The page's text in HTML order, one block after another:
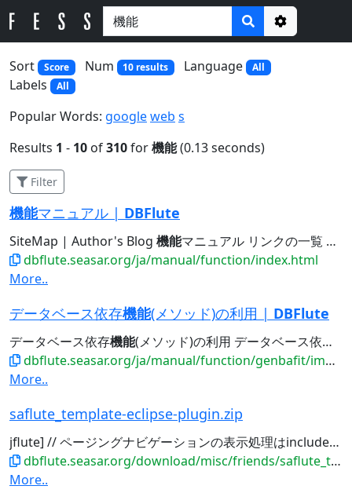
Options
Sort
Score Num 10 results Language All
Labels All
Popular Words: googleweb s
Results 1 - 10 of310for機能(0.13 seconds)
Filter
機能マニュアル | DBFlute
SiteMap | Author's Blog 機能マニュアル リンクの一覧 リンクの一覧 自動生成ツール メタ情報からクラスを自動生成する...
dbflute.seasar.org/ja/manual/function/index.html
More..
データベース依存機能(メソッド)の利用 | DBFlute
データベース依存機能(メソッド)の利用 データベース依存
dbflute.seasar.org/ja/manual/function/genbafit/implfit/databasedependency/index.html
More..
saflute_template-eclipse-plugin.zip
jflute] // ページングナビゲーションの表示処理はinclude
機
dbflute.seasar.org/download/misc/friends/saflute_template-eclipse-plugin.zip
More..